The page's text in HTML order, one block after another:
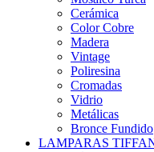
Cerámica
Color Cobre
Madera
Vintage
Poliresina
Cromadas
Vidrio
Metálicas
Bronce Fundido
LAMPARAS